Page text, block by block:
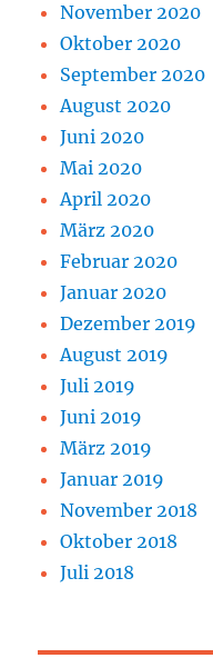
November 2020
Oktober 2020
September 2020
August 2020
Juni 2020
Mai 2020
April 2020
März 2020
Februar 2020
Januar 2020
Dezember 2019
August 2019
Juli 2019
Juni 2019
März 2019
Januar 2019
November 2018
Oktober 2018
Juli 2018